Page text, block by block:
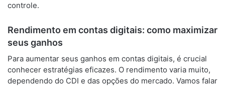
controle.
Rendimento em contas digitais: como maximizar
seus ganhos
Para aumentar seus ganhos em contas digitais, é crucial
conhecer estratégias eficazes. O rendimento varia muito,
dependendo do CDI e das opções do mercado. Vamos falar